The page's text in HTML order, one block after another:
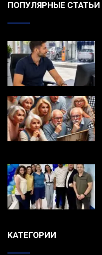
ПОПУЛЯРНЫЕ СТАТЬИ
KАТЕГОРИИ